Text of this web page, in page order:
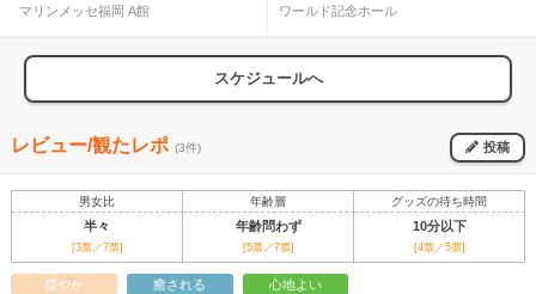
マリンメッセ福岡 A館
ワールド記念ホール
スケジュールへ
レビュー/観たレポ (3件) 投稿
男女比 年齢層 グッズの待ち時間
半々 年齢問わず 10分以下
[3票／7票] [5票／7票] [4票／5票]
穏やか 癒される 心地よい